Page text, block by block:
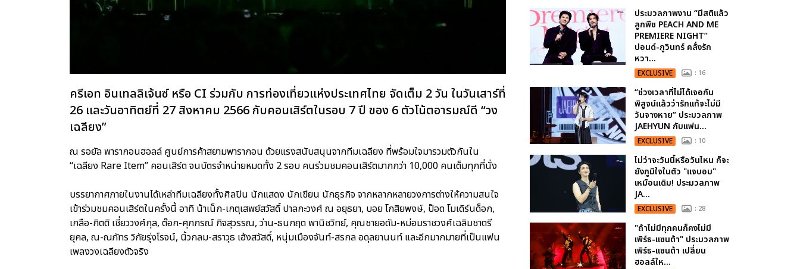
ครีเอท อินเทลลิเจ้นซ์ หรือ CI ร่วมกับ การท่องเที่ยวแห่งประเทศไทย จัดเต็ม 2 วัน ในวันเสาร์ที่
26 และวันอาทิตย์ที่ 27 สิงหาคม 2566 กับคอนเสิร์ตในรอบ 7 ปี ของ 6 ตัวโน้ตอารมณ์ดี “วง
เฉลียง”
ณ รอยัล พารากอนฮอลล์ ศูนย์การค้าสยามพารากอน ด้วยแรงสนับสนุนจากทีมเฉลียง ที่พร้อมใจมารวมตัวกันใน
“เฉลียง Rare Item” คอนเสิร์ต จนบัตรจำหน่ายหมดทั้ง 2 รอบ คนร่วมชมคอนเสิร์ตมากกว่า 10,000 คนเต็มทุกที่นั่ง
บรรยากาศภายในงานได้เหล่าทีมเฉลียงทั้งศิลปิน นักแสดง นักเขียน นักธุรกิจ จากหลากหลายวงการต่างให้ความสนใจ
เข้าร่วมชมคอนเสิร์ตในครั้งนี้ อาทิ น้าเน็ก-เกตุเสพย์สวัสดิ์ ปาลกะวงศ์ ณ อยุธยา, บอย โกสิยพงษ์, ป๊อด โมเดิร์นด็อก,
เกลือ-กิตติ เชี่ยววงศ์กุล, ต๊อก-ศุภกรณ์ กิจสุวรรณ, ว่าน-ธนกฤต พานิชวิทย์, คุณชายอดัม-หม่อมราชวงศ์เฉลิมชาตรี
ยุคล, ณ-ณภัทร วิกัยรุ่งโรจน์, นิ้วกลม-สราวุธ เฮ้งสวัสดิ์, หนุ่มเมืองจันท์-สรกล อดุลยานนท์ และอีกมากมายที่เป็นแฟน
เพลงวงเฉลียงตัวจริง
ประมวลภาพงาน “มีสติแล้ว
ลูกพีช PEACH AND ME
PREMIERE NIGHT”
ปอนด์-ภูวินทร์ คลั่งรัก
หวา...
EXCLUSIVE : 16
“ช่วงเวลาที่ไม่ได้เจอกัน
พิสูจน์แล้วว่ารักแท้จะไม่มี
วันจางหาย” ประมวลภาพ
JAEHYUN กับแฟน...
EXCLUSIVE : 10
ไม่ว่าจะวันนี้หรือวันไหน ก็จะ
ยังภูมิใจในตัว "แจบอม"
เหมือนเดิม! ประมวลภาพ
JA...
EXCLUSIVE : 28
"ถ้าไม่มีทุกคนก็คงไม่มี
เพิร์ธ-แซนต้า" ประมวลภาพ
เพิร์ธ-แซนต้า เปลี่ยน
ฮอลล์ให...